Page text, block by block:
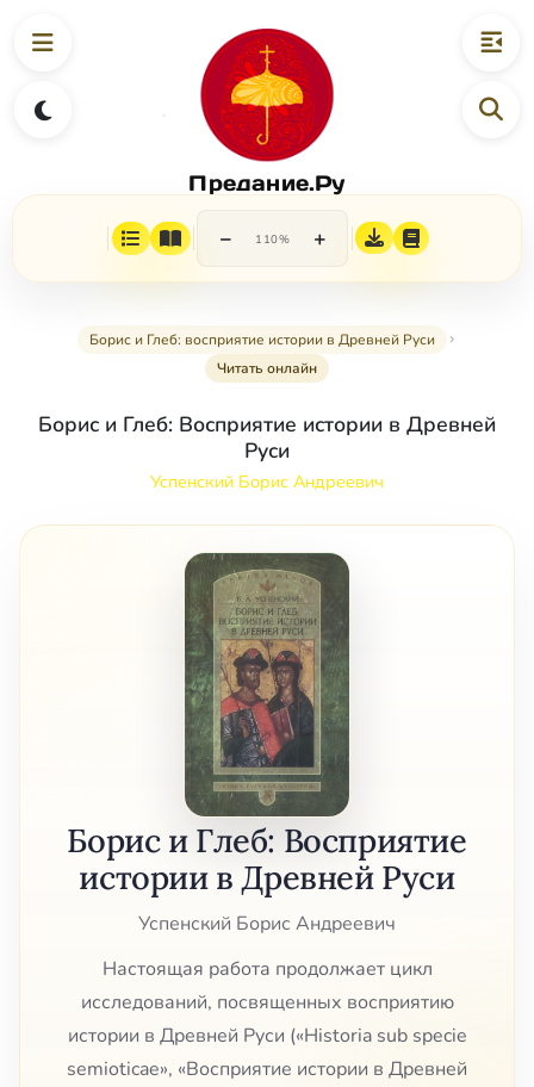
Предание.Ру
− 110% +
Борис и Глеб: восприятие истории в Древней Руси
Читать онлайн
Борис и Глеб: Восприятие истории в Древней
Руси
Успенский Борис Андреевич
Борис и Глеб: Восприятие
истории в Древней Руси
Успенский Борис Андреевич
Настоящая работа продолжает цикл
исследований, посвященных восприятию
истории в Древней Руси («Historia sub specie
semioticae», «Восприятие истории в Древней